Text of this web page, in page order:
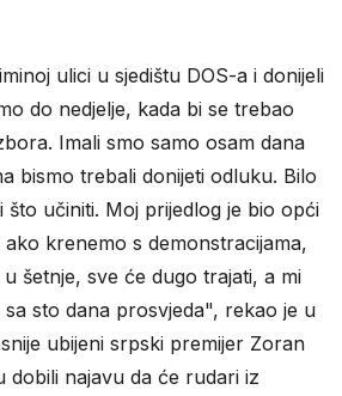
ulici u sjedištu DOS-a i donijeli
do nedjelje, kada bi se trebao
Imali smo samo osam dana
bismo trebali donijeti odluku. Bilo
što učiniti. Moj prijedlog je bio opći
krenemo s demonstracijama,
šetnje, sve će dugo trajati, a mi
sto dana prosvjeda", rekao je u
ubijeni srpski premijer Zoran
dobili najavu da će rudari iz